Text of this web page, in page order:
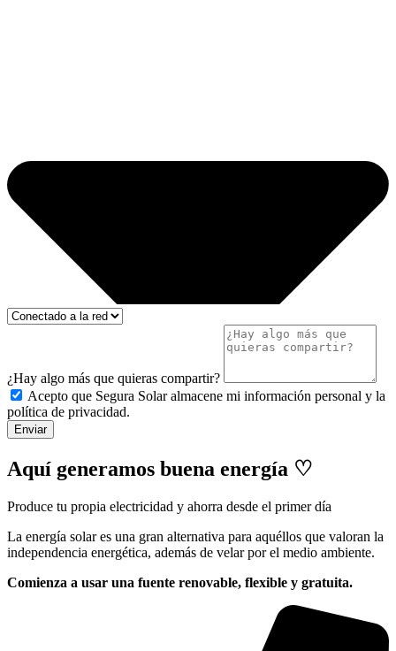
¿Hay algo más que quieras compartir?
Acepto que Segura Solar almacene mi información personal y la
política de privacidad.
Enviar
Aquí generamos buena energía ♡
Produce tu propia electricidad y ahorra desde el primer día
La energía solar es una gran alternativa para aquéllos que valoran la
independencia energética, además de velar por el medio ambiente.
Comienza a usar una fuente renovable, flexible y gratuita.